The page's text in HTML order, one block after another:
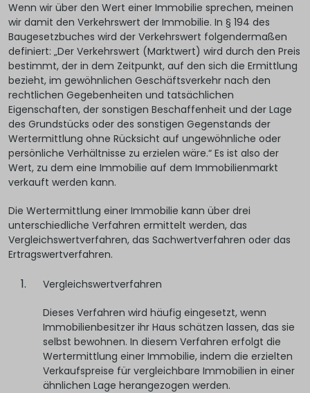
Wenn wir über den Wert einer Immobilie sprechen, meinen
wir damit den Verkehrswert der Immobilie. In § 194 des
Baugesetzbuches wird der Verkehrswert folgendermaßen
definiert: „Der Verkehrswert (Marktwert) wird durch den Preis
bestimmt, der in dem Zeitpunkt, auf den sich die Ermittlung
bezieht, im gewöhnlichen Geschäftsverkehr nach den
rechtlichen Gegebenheiten und tatsächlichen
Eigenschaften, der sonstigen Beschaffenheit und der Lage
des Grundstücks oder des sonstigen Gegenstands der
Wertermittlung ohne Rücksicht auf ungewöhnliche oder
persönliche Verhältnisse zu erzielen wäre.“ Es ist also der
Wert, zu dem eine Immobilie auf dem Immobilienmarkt
verkauft werden kann.
Die Wertermittlung einer Immobilie kann über drei
unterschiedliche Verfahren ermittelt werden, das
Vergleichswertverfahren, das Sachwertverfahren oder das
Ertragswertverfahren.
Vergleichswertverfahren
Dieses Verfahren wird häufig eingesetzt, wenn
Immobilienbesitzer ihr Haus schätzen lassen, das sie
selbst bewohnen. In diesem Verfahren erfolgt die
Wertermittlung einer Immobilie, indem die erzielten
Verkaufspreise für vergleichbare Immobilien in einer
ähnlichen Lage herangezogen werden.